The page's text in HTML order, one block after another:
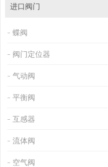
进口阀门
蝶阀
阀门定位器
气动阀
平衡阀
互感器
流体阀
空气阀